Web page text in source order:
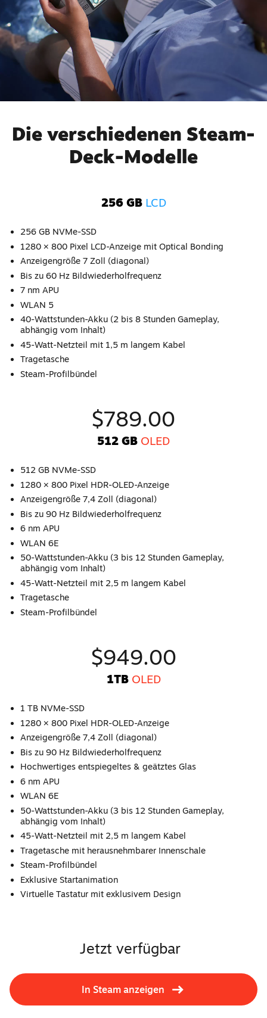
Die verschiedenen Steam-
Deck-Modelle
256 GB LCD
256 GB NVMe-SSD
1280 × 800 Pixel LCD-Anzeige mit Optical Bonding
Anzeigengröße 7 Zoll (diagonal)
Bis zu 60 Hz Bildwiederholfrequenz
7 nm APU
WLAN 5
40-Wattstunden-Akku (2 bis 8 Stunden Gameplay,
abhängig vom Inhalt)
45-Watt-Netzteil mit 1,5 m langem Kabel
Tragetasche
Steam-Profilbündel
$789.00
512 GB OLED
512 GB NVMe-SSD
1280 × 800 Pixel HDR-OLED-Anzeige
Anzeigengröße 7,4 Zoll (diagonal)
Bis zu 90 Hz Bildwiederholfrequenz
6 nm APU
WLAN 6E
50-Wattstunden-Akku (3 bis 12 Stunden Gameplay,
abhängig vom Inhalt)
45-Watt-Netzteil mit 2,5 m langem Kabel
Tragetasche
Steam-Profilbündel
$949.00
1TB OLED
1 TB NVMe-SSD
1280 × 800 Pixel HDR-OLED-Anzeige
Anzeigengröße 7,4 Zoll (diagonal)
Bis zu 90 Hz Bildwiederholfrequenz
Hochwertiges entspiegeltes & geätztes Glas
6 nm APU
WLAN 6E
50-Wattstunden-Akku (3 bis 12 Stunden Gameplay,
abhängig vom Inhalt)
45-Watt-Netzteil mit 2,5 m langem Kabel
Tragetasche mit herausnehmbarer Innenschale
Steam-Profilbündel
Exklusive Startanimation
Virtuelle Tastatur mit exklusivem Design
Jetzt verfügbar
In Steam anzeigen